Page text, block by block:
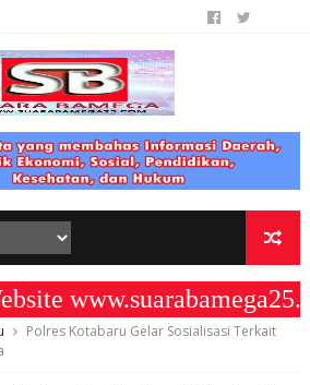
Polres Kotabaru Gelar Sosialisasi Terkait